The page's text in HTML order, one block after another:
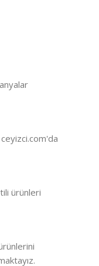
ürünleri